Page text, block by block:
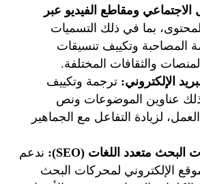
ومقاطع الفيديو عبر
بما في ذلك التسميات
المصاحبة وتكييف تنسيقات
والثقافات المختلفة.
الإلكتروني: ترجمة وتكييف
عناوين الموضوعات ونص
لزيادة التفاعل مع الجماهير
البحث متعدد اللغات (SEO):
ندعم
الإلكتروني لمحركات البحث